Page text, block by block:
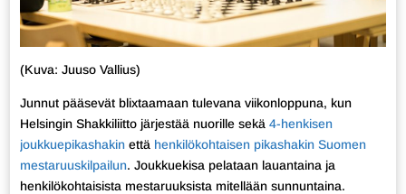
(Kuva: Juuso Vallius)
Junnut pääsevät blixtaamaan tulevana viikonloppuna, kun
Helsingin Shakkiliitto järjestää nuorille sekä 4-henkisen
joukkuepikashakinettä henkilökohtaisen pikashakin Suomen
mestaruuskilpailun. Joukkuekisa pelataan lauantaina ja
henkilökohtaisista mestaruuksista mitellään sunnuntaina.